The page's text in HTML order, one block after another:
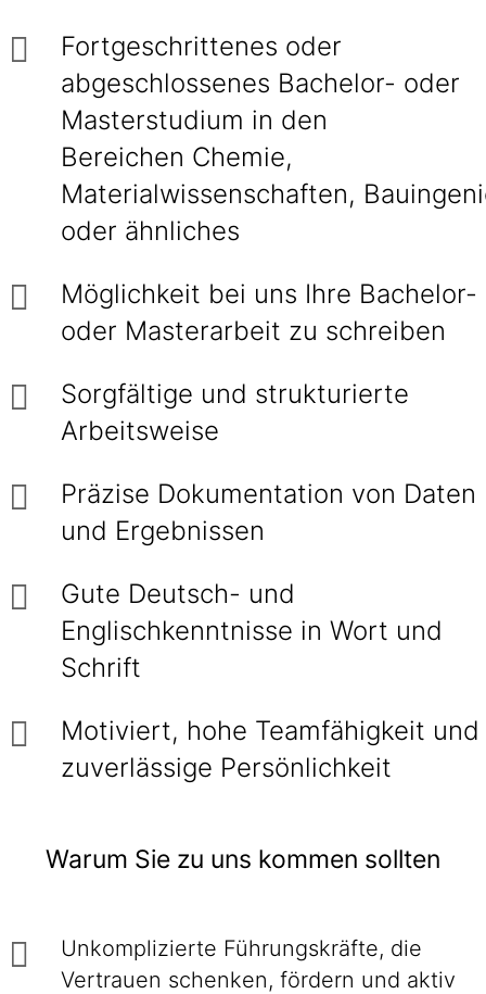
Fortgeschrittenes oder
abgeschlossenes Bachelor- oder
Masterstudium in den
Bereichen Chemie,
Materialwissenschaften,
oder ähnliches
Möglichkeit bei uns Ihre Bachelor-
oder Masterarbeit zu schreiben
Sorgfältige und strukturierte
Arbeitsweise
Präzise Dokumentation von Daten
und Ergebnissen
Gute Deutsch- und
Englischkenntnisse in Wort und
Schrift
Motiviert, hohe Teamfähigkeit und
zuverlässige Persönlichkeit
Warum Sie zu uns kommen sollten
Unkomplizierte Führungskräfte, die
Vertrauen schenken, fördern und aktiv